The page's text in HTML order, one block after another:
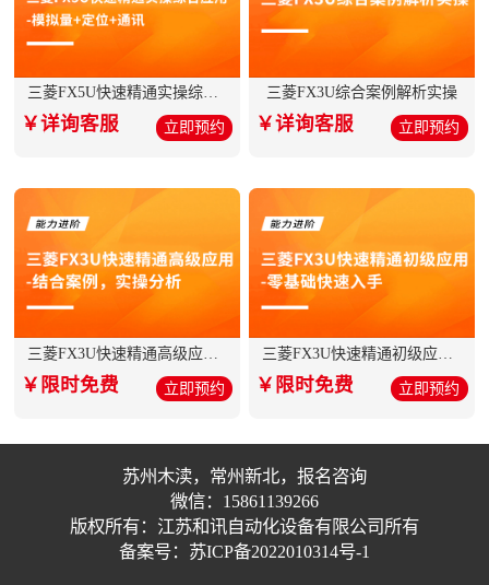
三菱FX5U快速精通实操综合应用-模拟量...
￥详询客服 立即预约
三菱FX3U综合案例解析实操
￥详询客服 立即预约
三菱FX3U快速精通高级应用-结合案例，...
￥限时免费 立即预约
三菱FX3U快速精通初级应用-零基础快速...
￥限时免费 立即预约
苏州木渎，常州新北，报名咨询
微信：15861139266
版权所有：江苏和讯自动化设备有限公司所有
备案号：苏ICP备2022010314号-1